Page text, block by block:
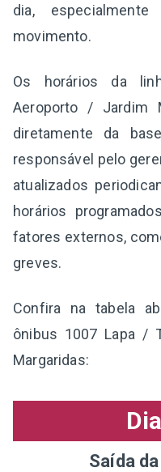
dia,
movimento.
Os horários da
Aeroporto / Jardim
diretamente da
responsável pelo
atualizados
horários
fatores externos,
greves.
Confira na tabela
ônibus 1007 Lapa /
Margaridas:
Saída